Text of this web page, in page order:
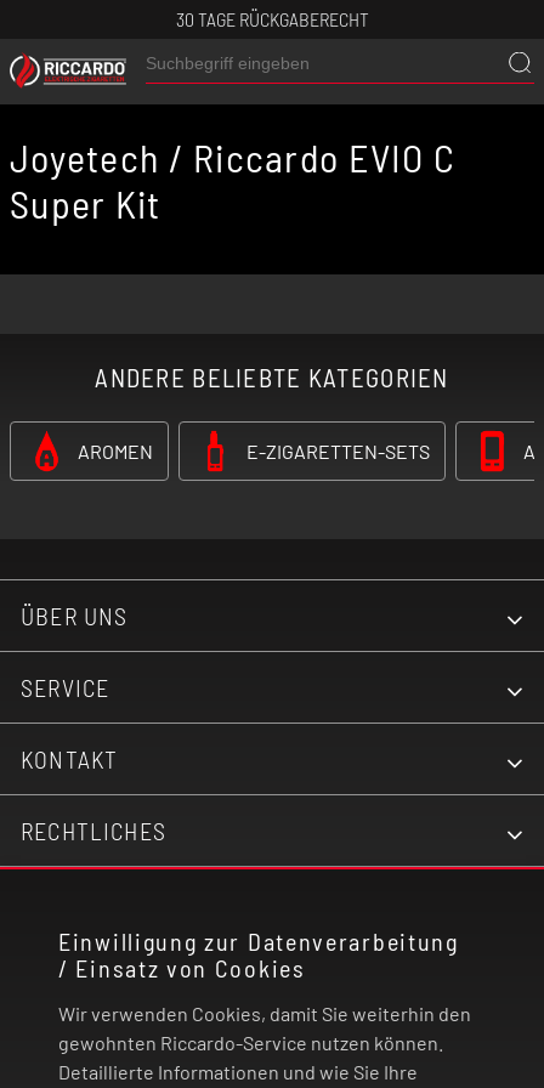
30 TAGE RÜCKGABERECHT
Einwilligung zur Datenverarbeitung
/ Einsatz von Cookies
Wir verwenden Cookies, damit Sie weiterhin den
gewohnten Riccardo-Service nutzen können.
Detaillierte Informationen und wie Sie Ihre
Joyetech / Riccardo EVIO C
Super Kit
ANDERE BELIEBTE KATEGORIEN
AROMEN E-ZIGARETTEN-SETS
ÜBER UNS
SERVICE
KONTAKT
RECHTLICHES
VERTRAG WIDERRUFEN
© 2026 | Riccardo Onlinestore GmbH